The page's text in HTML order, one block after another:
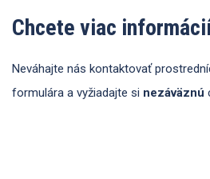
Chcete viac
Neváhajte nás kontaktovať
formulára a vyžiadajte si nezáväznú